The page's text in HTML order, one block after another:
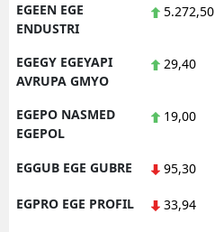
EGEEN EGE
ENDUSTRI
5.272,50
EGEGY EGEYAPI
AVRUPA GMYO
29,40
EGEPO NASMED
EGEPOL
19,00
EGGUB EGE GUBRE 95,30
EGPRO EGE PROFIL 33,94